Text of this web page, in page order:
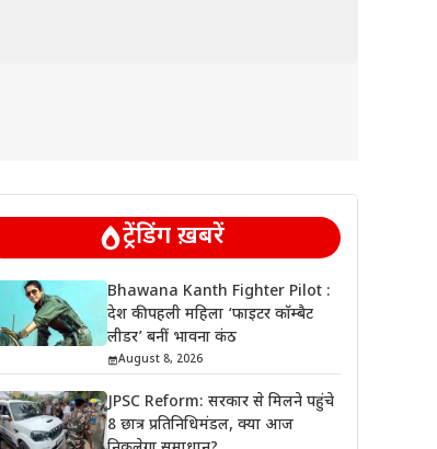
ट्रेंडिंग ख़बरें
Bhawana Kanth Fighter Pilot :
देश की पहली महिला ‘फाइटर कॉम्बैट
लीडर’ बनीं भावना कंठ
August 8, 2026
JPSC Reform: सरकार से मिलने पहुंचे
8 छात्र प्रतिनिधिमंडल, क्या आज